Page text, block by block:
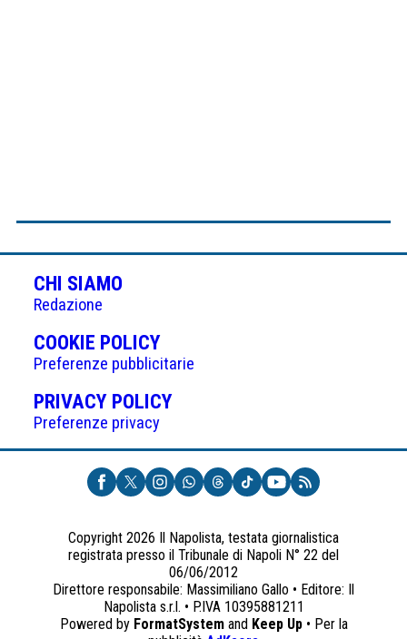
CHI SIAMO
Redazione
COOKIE POLICY(APRE
IN
UNA
NUOVA
Preferenze pubblicitarie
PRIVACY POLICY(APRE
UNA
NUOVA
SCHEDA)
Preferenze privacy
Copyright 2026 Il Napolista, testata giornalistica
registrata presso il Tribunale di Napoli N° 22 del
06/06/2012
Direttore responsabile: Massimiliano Gallo • Editore: Il
Napolista s.r.l. • P.IVA 10395881211
Powered by FormatSystemand Keep Up• Per la